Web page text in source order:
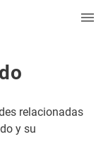
relacionadas
y su